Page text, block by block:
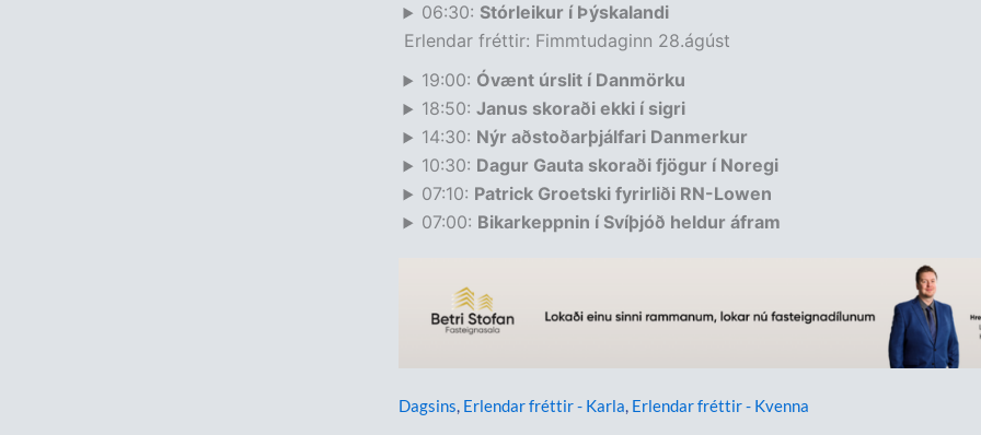
06:30: Stórleikur í Þýskalandi
Erlendar fréttir: Fimmtudaginn 28.ágúst
19:00: Óvænt úrslit í Danmörku
18:50:Janus skoraði ekki í sigri
14:30: Nýr aðstoðarþjálfari Danmerkur
10:30: Dagur Gauta skoraði fjögur í Noregi
07:10: Patrick Groetski fyrirliði RN-Lowen
07:00: Bikarkeppnin í Svíþjóð heldur áfram
Dagsins, Erlendar fréttir - Karla, Erlendar fréttir - Kvenna